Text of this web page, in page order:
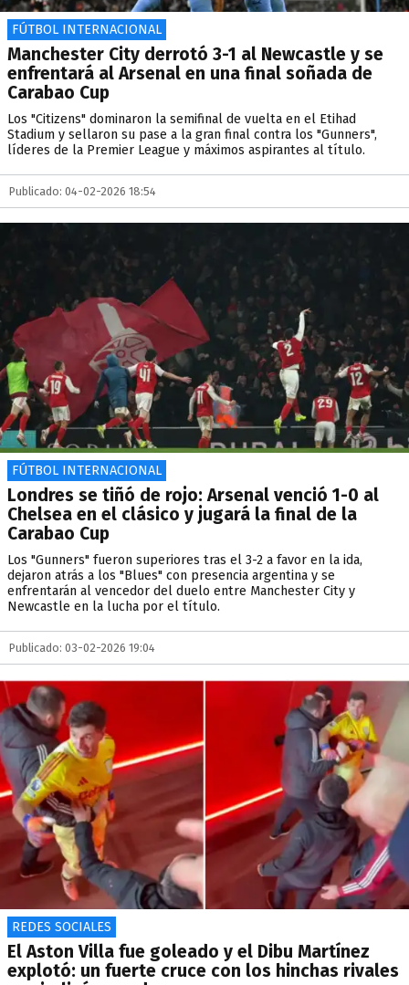
FÚTBOL INTERNACIONAL
Manchester City derrotó 3-1 al Newcastle y se
enfrentará al Arsenal en una final soñada de
Carabao Cup
Los "Citizens" dominaron la semifinal de vuelta en el Etihad
Stadium y sellaron su pase a la gran final contra los "Gunners",
líderes de la Premier League y máximos aspirantes al título.
Publicado: 04-02-2026 18:54
FÚTBOL INTERNACIONAL
Londres se tiñó de rojo: Arsenal venció 1-0 al
Chelsea en el clásico y jugará la final de la
Carabao Cup
Los "Gunners" fueron superiores tras el 3-2 a favor en la ida,
dejaron atrás a los "Blues" con presencia argentina y se
enfrentarán al vencedor del duelo entre Manchester City y
Newcastle en la lucha por el título.
Publicado: 03-02-2026 19:04
REDES SOCIALES
El Aston Villa fue goleado y el Dibu Martínez
explotó: un fuerte cruce con los hinchas rivales